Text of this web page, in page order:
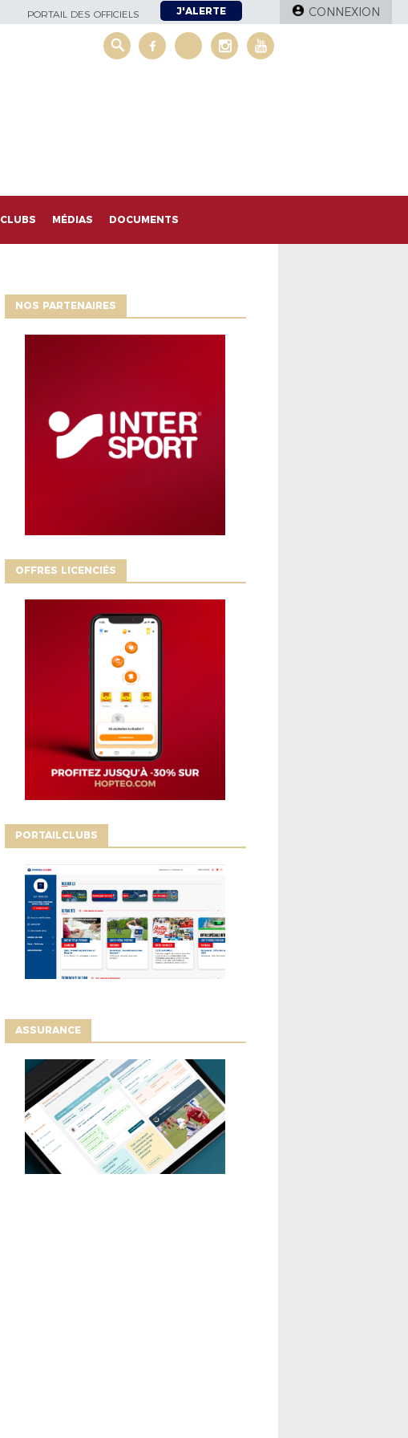
PORTAIL DES OFFICIELS J'ALERTE CONNEXION
CLUBS MÉDIAS DOCUMENTS
NOS PARTENAIRES
OFFRES LICENCIÉS
PORTAILCLUBS
ASSURANCE